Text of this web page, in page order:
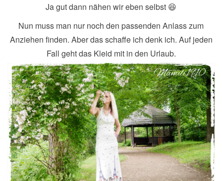
Ja gut dann nähen wir eben selbst 😆
Nun muss man nur noch den passenden Anlass zum
Anziehen finden. Aber das schaffe ich denk ich. Auf jeden
Fall geht das Kleid mit in den Urlaub.